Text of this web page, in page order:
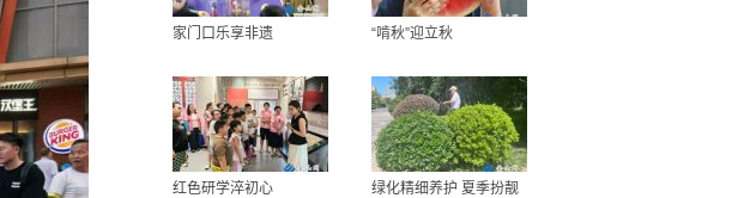
家门口乐享非遗 “啃秋”迎立秋
红色研学淬初心
绿化精细养护 夏季扮靓